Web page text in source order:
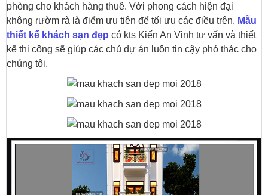
phòng cho khách hàng thuê. Với phong cách hiện đại
không rườm rà là điểm ưu tiên để tối ưu các điều trên. Mẫu
thiết kế khách sạn đẹp có kts Kiến An Vinh tư vấn và thiết
kế thi công sẽ giúp các chủ dự án luôn tin cậy phó thác cho
chúng tôi.